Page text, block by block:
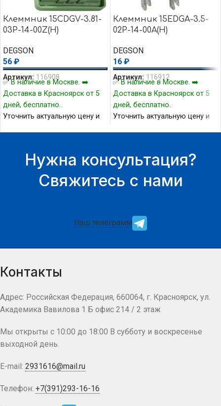
Клеммник 15CDGV-3.81-
03P-14-00Z(H)
DEGSON
56 ₽
Артикул: 116908
✅ В наличие в Москве. ➡️
Доставка в Красноярск от 5
дней, бесплатно.
Уточнить актуальную цену и
Клеммник 15EDGA-3.5-
02P-14-00A(H)
DEGSON
16 ₽
Артикул: 116912
✅ В наличие в Москве. ➡️
Доставка в Красноярск от 5
дней, бесплатно.
Уточнить актуальную цену и
Нужна консультация?
Свяжитесь с нами
Наш телеграмм
Контакты
Адрес: Российская Федерация, 660064, г. Красноярск, ул.
Академика Вавилова 1 Б офис 214 / 2 этаж
Мы открыты с 10:00 до 18:00 В субботу и воскресенье
выходной день.
E-mail: 2931616@mail.ru
Телефон: +7(391)293-16-16